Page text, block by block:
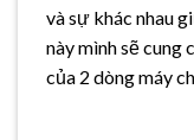
và sự khác nhau
này mình sẽ cung
của 2 dòng máy